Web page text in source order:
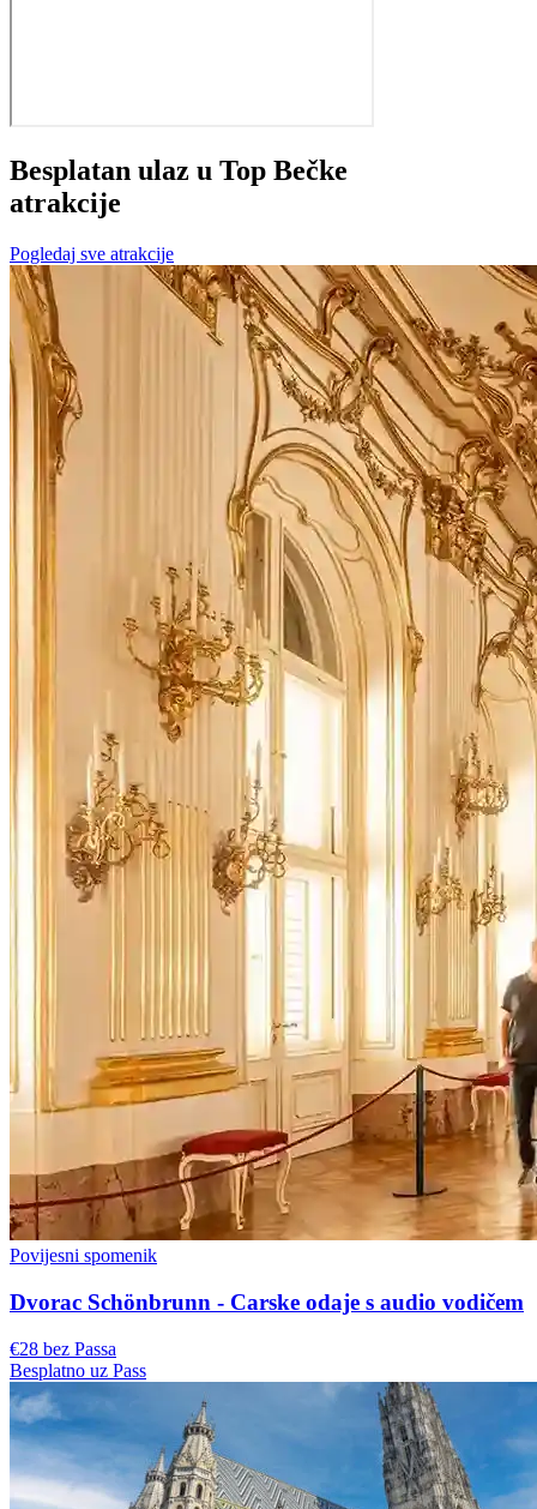
Besplatan ulaz u Top Bečke
atrakcije
Pogledaj sve atrakcije
Povijesni spomenik
Dvorac Schönbrunn - Carske odaje s audio vodičem
€28 bez Passa
Besplatno uz Pass